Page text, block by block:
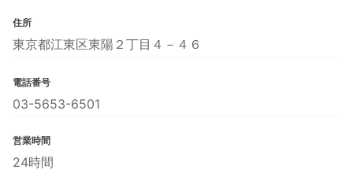
住所
東京都江東区東陽２丁目４－４６
電話番号
03-5653-6501
営業時間
24時間